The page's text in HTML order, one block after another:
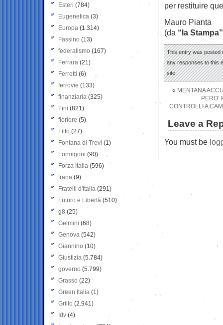
per restituire
Mauro Pianta
(da “la Stampa”
This entry was posted
any responses to this
site.
« MENTANA
PERO’
CONTROLLI A
Leave a
You must be
Esteri (784)
Eugenetica (3)
Europa (1.314)
Fassino (13)
federalismo (167)
Ferrara (21)
Ferretti (6)
ferrovie (133)
finanziaria (325)
Fini (821)
fioriere (5)
Fitto (27)
Fontana di Trevi (1)
Formigoni (90)
Forza Italia (596)
frana (9)
Fratelli d'Italia (291)
Futuro e Libertà (510)
g8 (25)
Gelmini (68)
Genova (542)
Giannino (10)
Giustizia (5.784)
governo (5.799)
Grasso (22)
Green Italia (1)
Grillo (2.941)
Idv (4)